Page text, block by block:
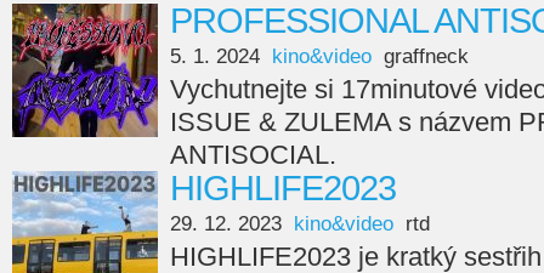
PROFESSIONAL
5. 1. 2024 kino&video graffneck
Vychutnejte si 17minutové
ISSUE & ZULEMA s názvem
ANTISOCIAL.
HIGHLIFE2023
29. 12. 2023 kino&video rtd
HIGHLIFE2023 je kratký